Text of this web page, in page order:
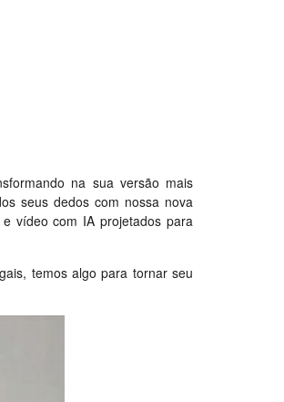
na sua versão mais
seus dedos com nossa nova
vídeo com IA projetados para
temos algo para tornar seu